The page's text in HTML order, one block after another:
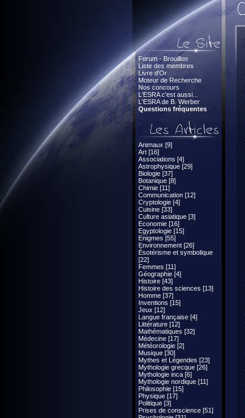
Forum - Brouillon
Liste des membres
Livre d'Or
Moteur de Recherche
Nos concours
L'ESRA c'est aussi...
L'ESRA de B. Werber
Questions fréquentes
Animaux [9]
Art [16]
Associations [4]
Astrophysique [29]
Biologie [37]
Botanique [8]
Chimie [11]
Communication [12]
Cryptologie [4]
Cuisine [33]
Culture asiatique [3]
Economie [16]
Egyptologie [15]
Enigmes [55]
Environnement [26]
Ésotérisme et symbolique
[22]
Femmes [11]
Géographie [4]
Histoire [43]
Histoire des sciences [13]
Homme [37]
Inventions [15]
Jeux [12]
Langue française [4]
Littérature [12]
Mathématiques [32]
Médecine [17]
Météorologie [2]
Musique [30]
Mythes et Légendes [23]
Mythologie grecque [26]
Mythologie inca [6]
Mythologie nordique [11]
Philosophie [15]
Physique [17]
Politique [3]
Prises de conscience [51]